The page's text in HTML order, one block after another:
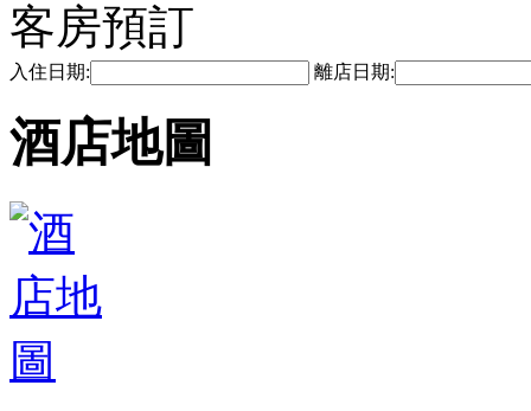
客房預訂
入住日期: 離店日期:
酒店地圖